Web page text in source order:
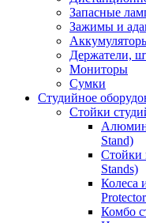
Запасные
Зажимы и
Держатели,
Мониторы
Сумки
Студийное
Стойки
Stand)
Стойки
Stands)
Колеса
Комбо